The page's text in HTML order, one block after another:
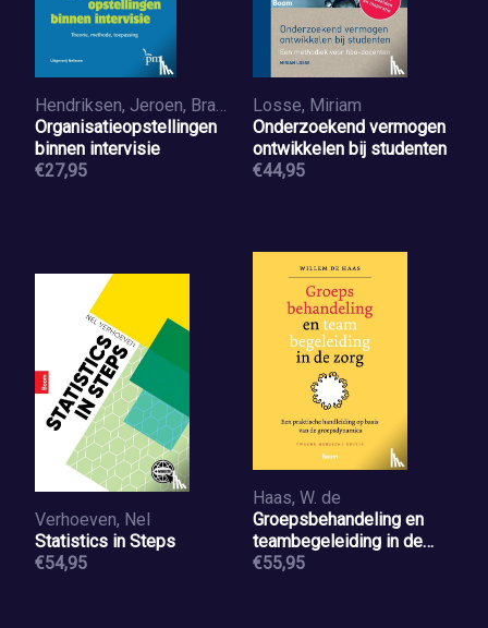
Hendriksen, Jeroen, Brasser, Anja
Organisatieopstellingen
binnen intervisie
€27,95
Losse, Miriam
Onderzoekend vermogen
ontwikkelen bij studenten
€44,95
Verhoeven, Nel
Statistics in Steps
€54,95
Haas, W. de
Groepsbehandeling en
teambegeleiding in de
zorg
€55,95